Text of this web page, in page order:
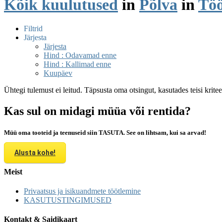
Kõik kuulutused in Põlva in
Filtrid
Järjesta
Järjesta
Hind : Odavamad enne
Hind : Kallimad enne
Kuupäev
Ühtegi tulemust ei leitud. Täpsusta oma otsingut, kasutades teisi
Kas sul on midagi müüa või rentida?
Müü oma tooteid ja teenuseid siin TASUTA. See on lihtsam, kui sa arvad!
Alusta kohe!
Meist
Privaatsus ja isikuandmete töötlemine
KASUTUSTINGIMUSED
Kontakt & Saidikaart